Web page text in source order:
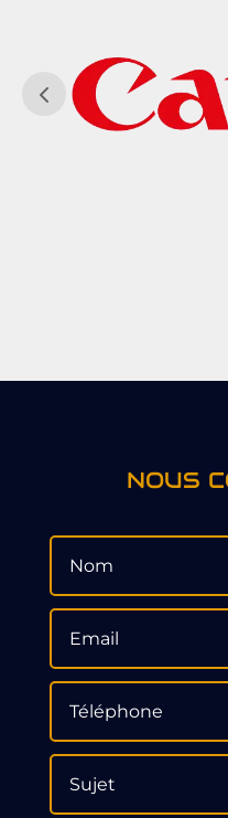
NOUS